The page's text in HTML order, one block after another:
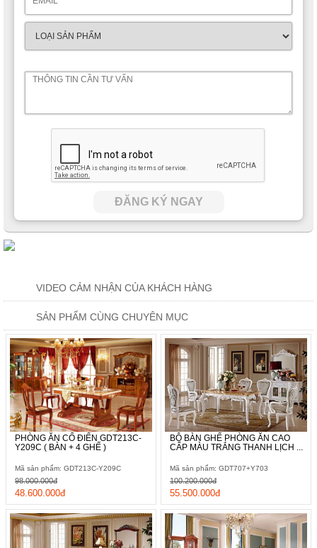
ĐĂNG KÝ NGAY
VIDEO CẢM NHẬN CỦA KHÁCH HÀNG
SẢN PHẨM CÙNG CHUYÊN MỤC
PHÒNG ĂN CỔ ĐIỂN GDT213C-
Y209C ( BÀN + 4 GHẾ )
Mã sản phẩm: GDT213C-Y209C
48.600.000đ
98.000.000đ
BỘ BÀN GHẾ PHÒNG ĂN CAO
CẤP MÀU TRẮNG THANH LỊCH ...
Mã sản phẩm: GDT707+Y703
55.500.000đ
100.200.000đ